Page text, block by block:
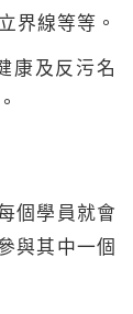
界線等等。
康及反污名
個學員就會
與其中一個